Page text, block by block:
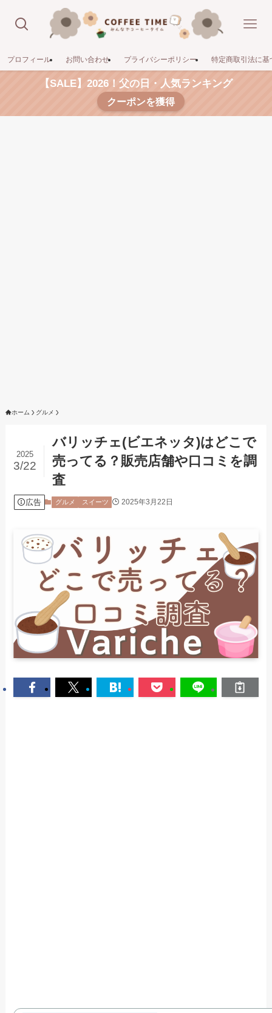
プロフィール お問い合わせ プライバシーポリシー 特定商取引法に基
【SALE】2026！父の日・人気ランキング
クーポンを獲得
ホーム グルメ
バリッチェ(ビエネッタ)はどこで
売ってる？販売店舗や口コミを調
査
2025
3/22
広告 グルメ スイーツ 2025年3月22日